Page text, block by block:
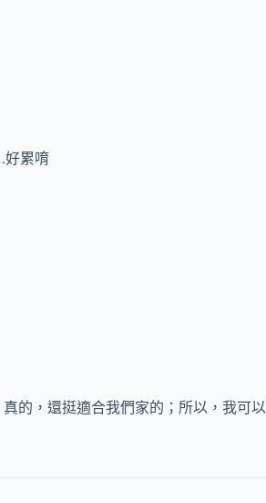
好累唷
的，還挺適合我們家的；所以，我可